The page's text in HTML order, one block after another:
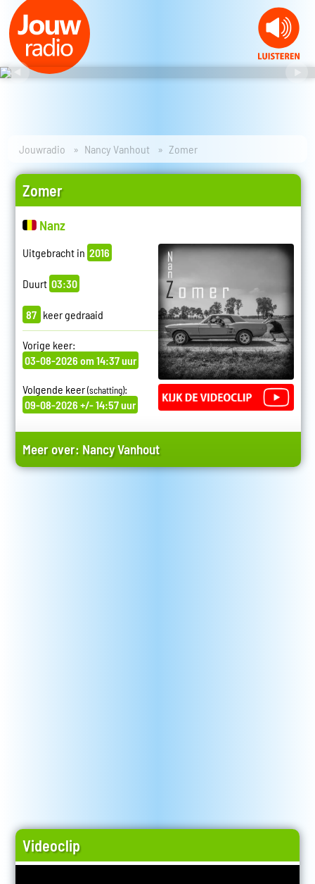
Jouwradio Nancy Vanhout Zomer
Zomer
Nanz
Uitgebracht in 2016
Duurt 03:30
87 keer gedraaid
Vorige keer:
03-08-2026 om 14:37 uur
Volgende keer(schatting):
09-08-2026 +/- 14:57 uur
Meer over: Nancy Vanhout
Videoclip